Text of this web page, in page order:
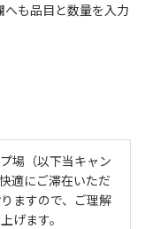
も品目と数量を入力
場（以下当キャン
適にご滞在いただ
ますので、ご理解
げます。